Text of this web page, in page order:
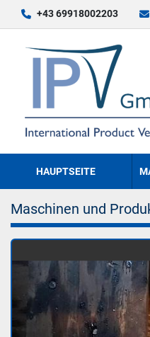
+43 69918002203
HAUPTSEITE
Maschinen und